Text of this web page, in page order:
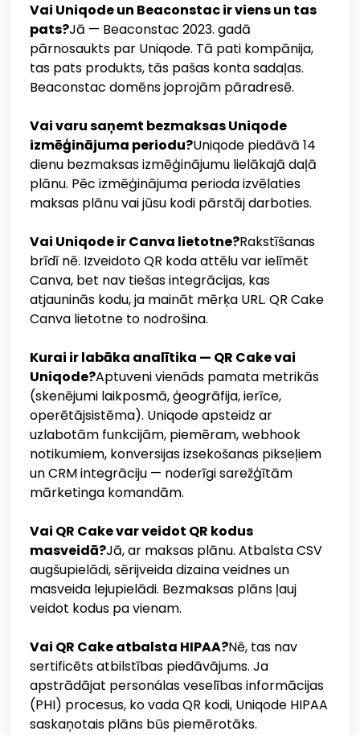
Vai Uniqode un Beaconstac ir viens un tas
pats?Jā — Beaconstac 2023. gadā
pārnosaukts par Uniqode. Tā pati kompānija,
tas pats produkts, tās pašas konta sadaļas.
Beaconstac domēns joprojām pāradresē.
Vai varu saņemt bezmaksas Uniqode
izmēģinājuma periodu?Uniqode piedāvā 14
dienu bezmaksas izmēģinājumu lielākajā daļā
plānu. Pēc izmēģinājuma perioda izvēlaties
maksas plānu vai jūsu kodi pārstāj darboties.
Vai Uniqode ir Canva lietotne?Rakstīšanas
brīdī nē. Izveidoto QR koda attēlu var ielīmēt
Canva, bet nav tiešas integrācijas, kas
atjauninās kodu, ja maināt mērķa URL. QR Cake
Canva lietotne to nodrošina.
Kurai ir labāka analītika — QR Cake vai
Uniqode?Aptuveni vienāds pamata metrikās
(skenējumi laikposmā, ģeogrāfija, ierīce,
operētājsistēma). Uniqode apsteidz ar
uzlabotām funkcijām, piemēram, webhook
notikumiem, konversijas izsekošanas pikseļiem
un CRM integrāciju — noderīgi sarežģītām
mārketinga komandām.
Vai QR Cake var veidot QR kodus
masveidā?Jā, ar maksas plānu. Atbalsta CSV
augšupielādi, sērijveida dizaina veidnes un
masveida lejupielādi. Bezmaksas plāns ļauj
veidot kodus pa vienam.
Vai QR Cake atbalsta HIPAA?Nē, tas nav
sertificēts atbilstības piedāvājums. Ja
apstrādājat personálas veselības informācijas
(PHI) procesus, ko vada QR kodi, Uniqode HIPAA
saskaņotais plāns būs piemērotāks.